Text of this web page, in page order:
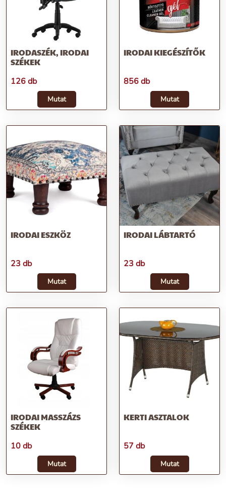
IRODASZÉK, IRODAI
SZÉKEK
126 db
Mutat
IRODAI KIEGÉSZÍTŐK
856 db
Mutat
IRODAI ESZKÖZ
23 db
Mutat
IRODAI LÁBTARTÓ
23 db
Mutat
IRODAI MASSZÁZS
SZÉKEK
10 db
Mutat
KERTI ASZTALOK
57 db
Mutat